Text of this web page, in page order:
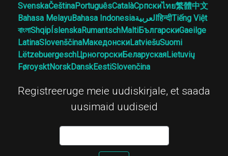
SvenskaČeštinaPortuguêsCatalàСрпскиไทย繁體中文
Bahasa MelayuBahasa Indonesiaالعربيةहिन्दीTiếng Việt
বাংলাShqipÍslenskaRumantschMaltiБългарскиGaeilge
LatinaSlovenščinaМакедонскиLatviešuSuomi
LëtzebuergeschЦрногорскиБеларускаяLietuvių
FøroysktNorskDanskEestiSlovenčina
Registreeruge meie uudiskirjale, et saada
uusimaid uudiseid